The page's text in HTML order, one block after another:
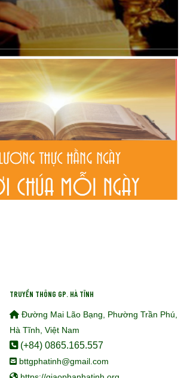
TRUYỀN THÔNG GP. HÀ TĨNH
Đường Mai Lão Bạng, Phường Trần Phú,
Hà Tĩnh, Việt Nam
(+84) 0865.165.557
bttgphatinh@gmail.com